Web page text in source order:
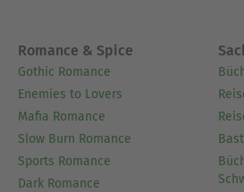
Romance & Spice
Gothic Romance
Enemies to Lovers
Mafia Romance
Slow Burn Romance
Sports Romance
Dark Romance